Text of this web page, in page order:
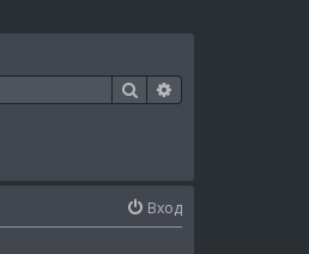
Поиск
Вход